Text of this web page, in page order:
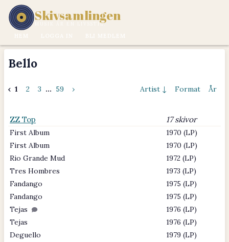
Skivsamlingen
MUSIK ÄR EN LIVSSTIL.
Bello
‹ 1 2 3 ... 59 › Artist ↓ Format År
ZZ Top 17 skivor
First Album
1970 (LP)
First Album
1970 (LP)
Rio Grande Mud
1972 (LP)
Tres Hombres
1973 (LP)
Fandango
1975 (LP)
Fandango
1975 (LP)
Tejas
1976 (LP)
Tejas
1976 (LP)
Deguello
1979 (LP)